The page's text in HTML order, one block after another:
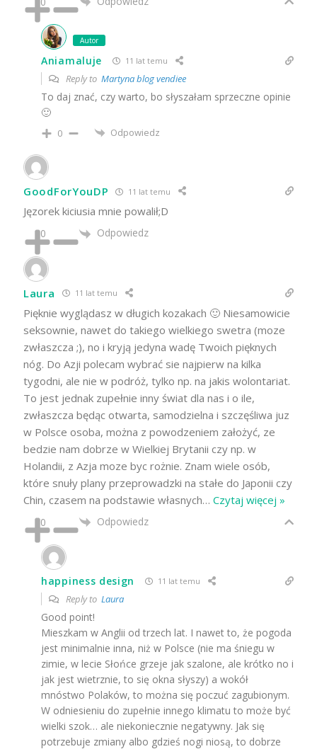
Autor
Aniamaluje 11 lat temu
Reply to Martyna blog vendiee
To daj znać, czy warto, bo słyszałam sprzeczne opinie
🙂
0 Odpowiedz
GoodForYouDP 11 lat temu
Jęzorek kiciusia mnie powalił;D
0 Odpowiedz
Laura 11 lat temu
Pięknie wyglądasz w długich kozakach 🙂 Niesamowicie
seksownie, nawet do takiego wielkiego swetra (moze
zwłaszcza ;), no i kryją jedyna wadę Twoich pięknych
nóg. Do Azji polecam wybrać sie najpierw na kilka
tygodni, ale nie w podróż, tylko np. na jakis wolontariat.
To jest jednak zupełnie inny świat dla nas i o ile,
zwłaszcza będąc otwarta, samodzielna i szczęśliwa juz
w Polsce osoba, można z powodzeniem założyć, ze
bedzie nam dobrze w Wielkiej Brytanii czy np. w
Holandii, z Azja moze byc rożnie. Znam wiele osób,
które snuły plany przeprowadzki na stałe do Japonii czy
Chin, czasem na podstawie własnych… Czytaj więcej »
0 Odpowiedz
happiness design 11 lat temu
Reply to Laura
Good point!
Mieszkam w Anglii od trzech lat. I nawet to, że pogoda
jest minimalnie inna, niż w Polsce (nie ma śniegu w
zimie, w lecie Słońce grzeje jak szalone, ale krótko no i
jak jest wietrznie, to się okna słyszy) a wokół
mnóstwo Polaków, to można się poczuć zagubionym.
W odniesieniu do zupełnie innego klimatu to może być
wielki szok… ale niekoniecznie negatywny. Jak się
potrzebuje zmiany albo gdzieś nogi niosą, to dobrze